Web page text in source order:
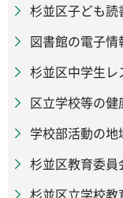
杉並区子ども
図書館の電子
杉並区中学生
区立学校等の
学校部活動の
杉並区教育委